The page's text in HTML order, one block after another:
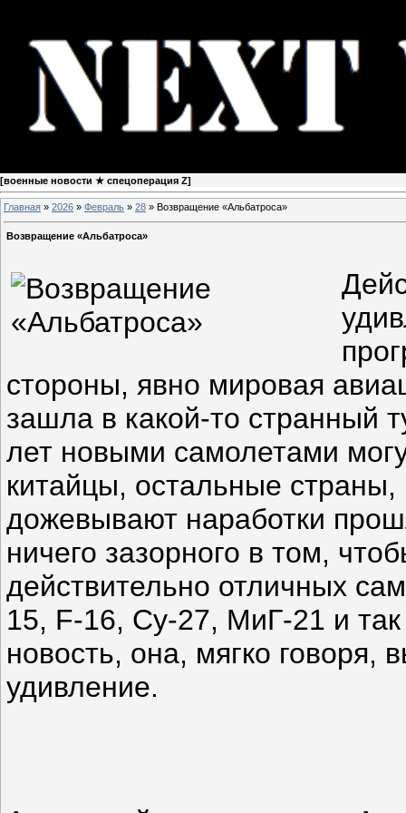
[военные новости ★ спецоперация Z]
Главная » 2026 » Февраль » 28 » Возвращение «Альбатроса»
Возвращение «Альбатроса»
стороны, явно мировая
зашла в какой-то странный
лет новыми самолетами
китайцы, остальные
дожевывают наработки
ничего зазорного в том,
действительно отличных
15, F-16, Су-27, МиГ-21 и
новость, она, мягко говоря,
удивление.